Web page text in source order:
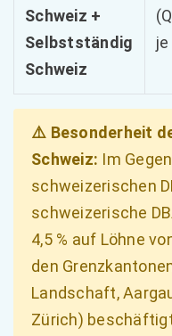
Schweiz +
Selbstständig
Schweiz
⚠️ Besonderheit
Schweiz: Im
schweizerischen
schweizerische
4,5 % auf Löhne
den
Landschaft,
Zürich)